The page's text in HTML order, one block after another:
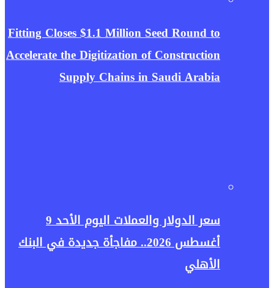
Fitting Closes $1.1 Million Seed Round to
Accelerate the Digitization of Construction
Supply Chains in Saudi Arabia
سعر الدولار والعملات اليوم الأحد 9
أغسطس 2026.. مفاجأة جديدة في البنك
الأهلي